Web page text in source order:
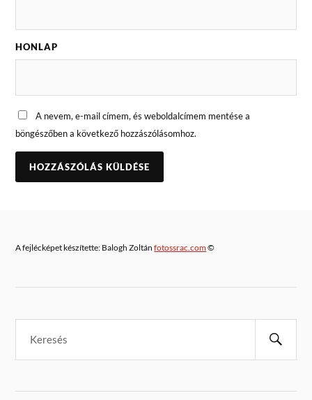
HONLAP
A nevem, e-mail címem, és weboldalcímem mentése a
böngészőben a következő hozzászólásomhoz.
A fejlécképet készítette: Balogh Zoltánfotossrac.com©